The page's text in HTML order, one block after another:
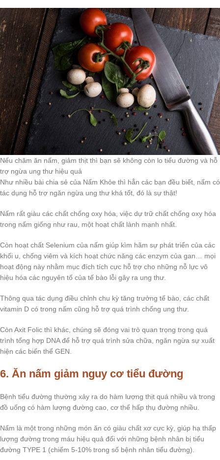
Nếu chăm ăn nấm, giảm thịt thì bạn sẽ không còn lo tiểu đường và hỗ
trợ ngừa ung thư hiệu quả
Như nhiều bài chia sẻ của Nấm Khỏe thì hẳn các bạn đều biết, nấm có
tác dụng hỗ trợ ngăn ngừa ung thư khá tốt, đó là sự thật!
Nấm rất giàu các chất chống oxy hóa, việc dự trữ chất chống oxy hóa
trong nấm giống như rau, một hoạt chất lành mạnh nhất.
Còn hoạt chất Selenium của nấm giúp kìm hãm sự phát triển của các
khối u, chống viêm và kích hoạt chức năng các enzym của gan… mọi
hoạt động này nhằm mục đích tích cực hỗ trợ cho những nỗ lực vô
hiệu hóa các nguyên tố của tế bào lỗi gây ra ung thư.
Thông qua tác dụng điều chỉnh chu kỳ tăng trưởng tế bào, các chất
vitamin D có trong nấm cũng hỗ trợ quá trình chống ung thư.
Còn Axit Folic thì khác, chúng sẽ đóng vai trò quan trọng trong quá
trình tổng hợp DNA để hỗ trợ quá trình sửa chữa, ngăn ngừa sự xuất
hiện các biến thể GEN.
6. Ăn nấm giảm nguy cơ tiểu đường
Bệnh tiểu đường thường xảy ra do hàm lượng thịt quá nhiều và trong
đồ uống có hàm lượng đường cao, cơ thể hấp thụ đường nhiều.
Nấm là một trong những món ăn có giàu chất xơ cực kỳ, giúp hạ thấp
lượng đường trong máu hiệu quả đối với những bệnh nhân bị tiểu
đường TYPE 1 (chiếm 5-10% trong số bệnh nhân tiểu đường).